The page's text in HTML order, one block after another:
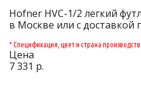
Hofner HVС-1/2 легкий
в Москве или с доставкой
* Спецификация, цвет и страна
Цена
7 331 р.